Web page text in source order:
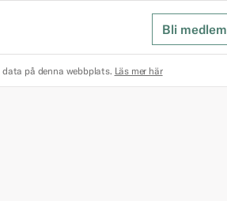
Bli medlem
på denna webbplats. Läs mer här